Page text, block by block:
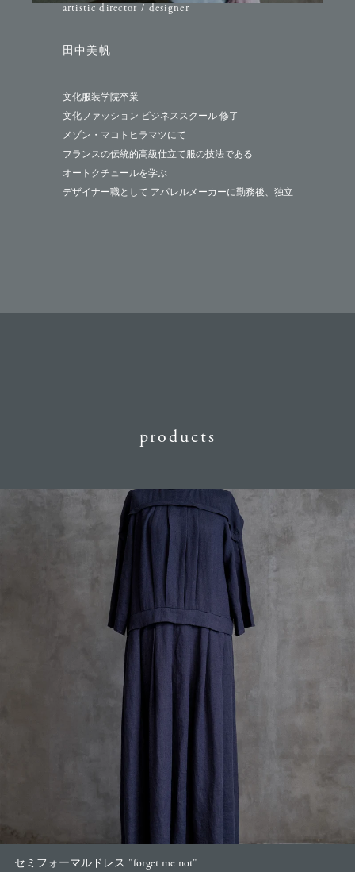
artistic director / designer
田中美帆
文化服装学院卒業
文化ファッション ビジネススクール 修了
メゾン・マコトヒラマツにて
フランスの伝統的高級仕立て服の技法である
オートクチュールを学ぶ
デザイナー職として アパレルメーカーに勤務後、独立
products
セミフォーマルドレス "forget me not"